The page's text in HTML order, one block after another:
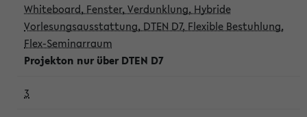
Whiteboard, Fenster, Verdunklung, Hybride
Vorlesungsausstattung, DTEN D7, Flexible Bestuhlung,
Flex-Seminarraum
Projekton nur über DTEN D7
3